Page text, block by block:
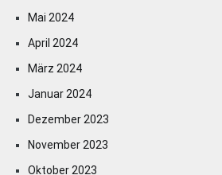
Mai 2024
April 2024
März 2024
Januar 2024
Dezember 2023
November 2023
Oktober 2023